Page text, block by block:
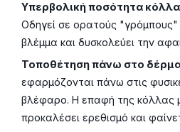
Υπερβολική ποσότητα
Οδηγεί σε ορατούς "γρόμπους"
βλέμμα και δυσκολεύει την
Τοποθέτηση πάνω στο
εφαρμόζονται πάνω στις
βλέφαρο. Η επαφή της κόλλας
προκαλέσει ερεθισμό και